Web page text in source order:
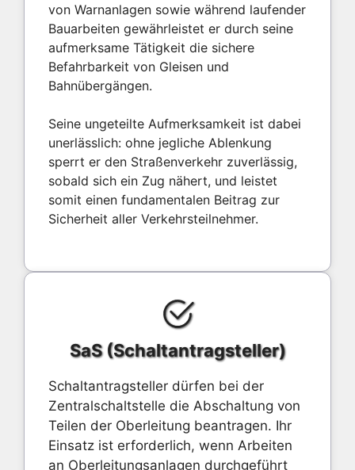
von Warnanlagen sowie während laufender
Bauarbeiten gewährleistet er durch seine
aufmerksame Tätigkeit die sichere
Befahrbarkeit von Gleisen und
Bahnübergängen.
Seine ungeteilte Aufmerksamkeit ist dabei
unerlässlich: ohne jegliche Ablenkung
sperrt er den Straßenverkehr zuverlässig,
sobald sich ein Zug nähert, und leistet
somit einen fundamentalen Beitrag zur
Sicherheit aller Verkehrsteilnehmer.
SaS (Schaltantragsteller)
Schaltantragsteller dürfen bei der
Zentralschaltstelle die Abschaltung von
Teilen der Oberleitung beantragen. Ihr
Einsatz ist erforderlich, wenn Arbeiten
an Oberleitungsanlagen durchgeführt